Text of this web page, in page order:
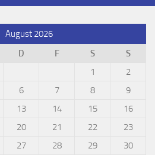
August 2026
D F S
S
1
2
6 7 8
9
13 14 15
16
20 21 22
23
27 28 29
30